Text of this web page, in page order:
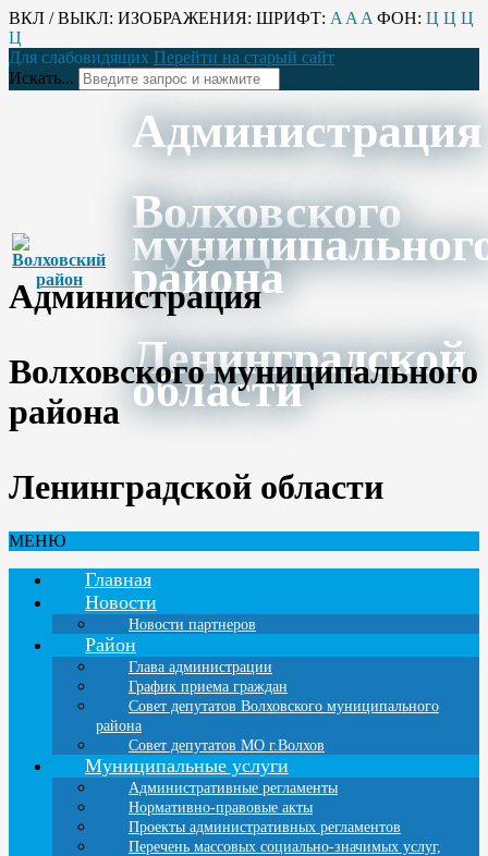
ВКЛ / ВЫКЛ: ИЗОБРАЖЕНИЯ: ШРИФТ: A A A ФОН: Ц Ц Ц
Ц
Для слабовидящих Перейти на старый сайт
Искать...
Администрация
Волховского
района
Ленинградской
области
Администрация
Волховского муниципального
района
Ленинградской области
МЕНЮ
Главная
Новости
Новости партнеров
Район
Глава администрации
График приема граждан
Совет депутатов Волховского муниципального
района
Совет депутатов МО г.Волхов
Муниципальные услуги
Административные регламенты
Нормативно-правовые акты
Проекты административных регламентов
Перечень массовых социально-значимых услуг,